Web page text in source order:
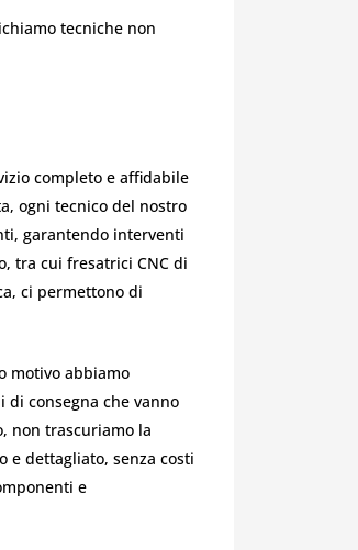
tecniche non
completo e affidabile
ogni tecnico del nostro
garantendo interventi
tra cui fresatrici CNC di
ci permettono di
motivo abbiamo
consegna che vanno
non trascuriamo la
e dettagliato, senza costi
e